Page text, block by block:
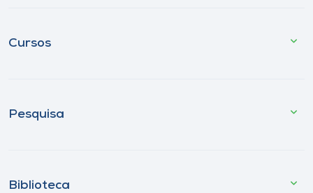
Cursos
Pesquisa
Biblioteca